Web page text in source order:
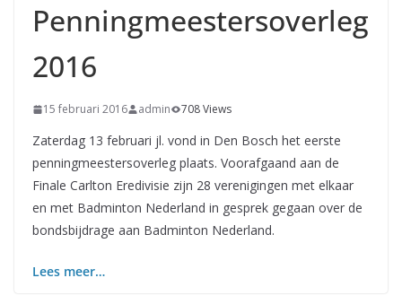
Penningmeestersoverleg
2016
15 februari 2016 admin 708 Views
Zaterdag 13 februari jl. vond in Den Bosch het eerste
penningmeestersoverleg plaats. Voorafgaand aan de
Finale Carlton Eredivisie zijn 28 verenigingen met elkaar
en met Badminton Nederland in gesprek gegaan over de
bondsbijdrage aan Badminton Nederland.
Lees meer…